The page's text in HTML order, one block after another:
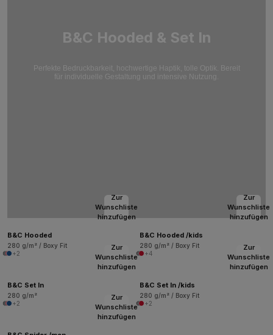
B&C Hooded & Set In
Perfekte Bedruckbarkeit, hochwertige Haptik, tolle Optik. Bereit
für individuelle Gestaltung und intensive Nutzung.
Zur
Wunschliste
hinzufügen
B&C Hooded
280 g/m² / Boxy Fit
+2
Zur
Wunschliste
hinzufügen
B&C Hooded /kids
280 g/m² / Boxy Fit
+4
Zur
Wunschliste
hinzufügen
B&C Set In
280 g/m²
+2
Zur
Wunschliste
hinzufügen
B&C Set In /kids
280 g/m² / Boxy Fit
+2
Zur
Wunschliste
hinzufügen